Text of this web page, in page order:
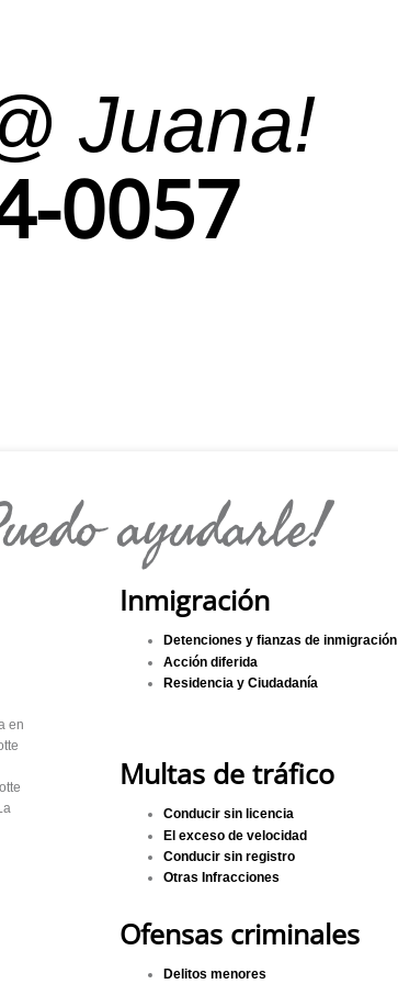
Multas de tráfico
Conducir sin licencia
El exceso de velocidad
Conducir sin registro
Otras Infracciones
Inmigración
Detenciones y fianzas de inmigración
Acción diferida
Residencia y Ciudadanía
ayudarle!
en
Ofensas criminales
Delitos menores​
0057
Juana!